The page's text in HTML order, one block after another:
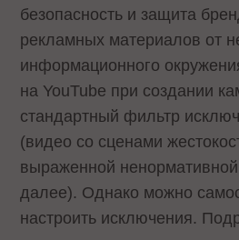
безопасность и защита
рекламных материалов от
информационного
на YouTube при создании
стандартный фильтр
(видео со сценами
выраженной ненормативной
далее). Однако можно
настроить исключения.